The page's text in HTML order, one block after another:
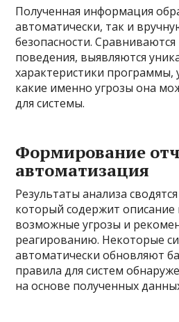
Полученная информация
автоматически, так и
безопасности.
поведения, выявляются
характеристики программы,
какие именно угрозы она
для системы.
Формирование
автоматизация
Результаты анализа
который содержит описание
возможные угрозы и
реагированию. Некоторые
автоматически обновляют
правила для систем
на основе полученных